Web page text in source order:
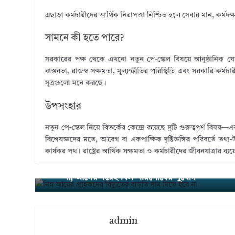
এছাড়া কর্মচারীদের আর্থিক নিরাপত্তা নিশ্চিত হলে সেবার মান,
সামনে কী হতে পারে?
সরকারের পক্ষ থেকে এখনো নতুন পে-স্কেল বিষয়ে আনুষ্ঠানিক
বাস্তবতা, রাজস্ব সক্ষমতা, মূল্যস্ফীতির পরিস্থিতি এবং সরকারি
সূত্রগুলো মনে করছে।
উপসংহার
নতুন পে-স্কেল নিয়ে বিতর্কের কেন্দ্রে রয়েছে দুটি গুরুত্বপূর্ণ
বিশেষজ্ঞদের মতে, আবেগ বা একপাক্ষিক দৃষ্টিভঙ্গির পরিবর্তে
কার্যকর পথ। রাষ্ট্রের আর্থিক সক্ষমতা ও কর্মচারীদের জীবনযাত্রার
না, আগের দরেই বিল পরিশোধের সুযোগ
admin